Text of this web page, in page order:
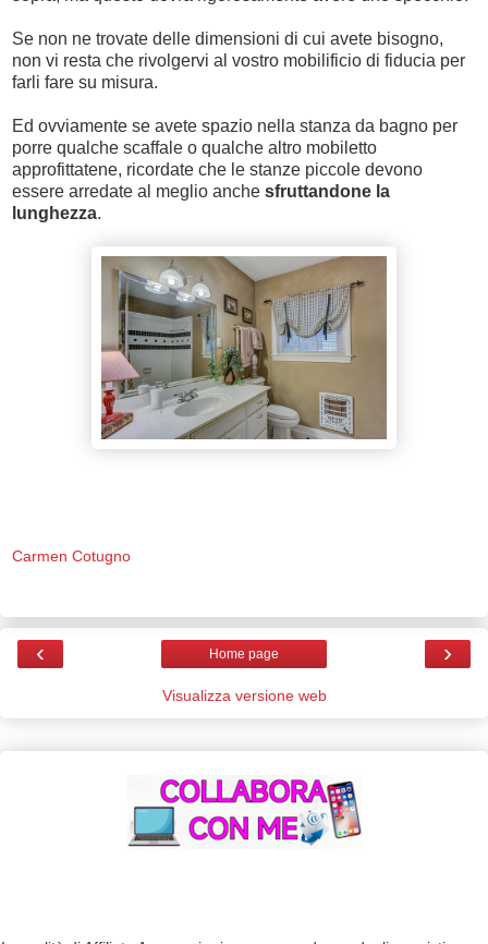
Se non ne trovate delle dimensioni di cui avete bisogno,
non vi resta che rivolgervi al vostro mobilificio di fiducia per
farli fare su misura.
Ed ovviamente se avete spazio nella stanza da bagno per
porre qualche scaffale o qualche altro mobiletto
approfittatene, ricordate che le stanze piccole devono
essere arredate al meglio anche sfruttandone la
lunghezza.
Carmen Cotugno
‹ ›
Home page
Visualizza versione web